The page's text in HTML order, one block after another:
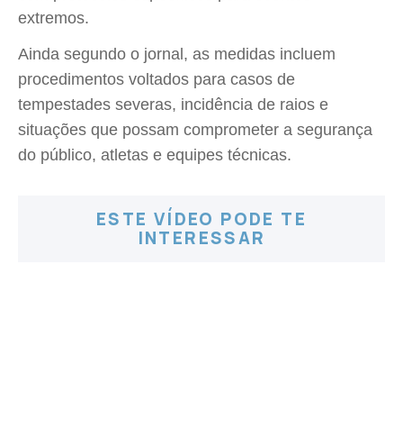
extremos.
Ainda segundo o jornal, as medidas incluem
procedimentos voltados para casos de
tempestades severas, incidência de raios e
situações que possam comprometer a segurança
do público, atletas e equipes técnicas.
ESTE VÍDEO PODE TE
INTERESSAR